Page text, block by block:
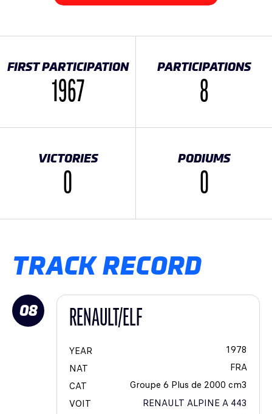
FIRST PARTICIPATION
1967
PARTICIPATIONS
8
VICTORIES
0
PODIUMS
0
TRACK RECORD
08 RENAULT/ELF
YEAR
1978
NAT
FRA
CAT
Groupe 6 Plus de 2000 cm3
VOIT
RENAULT ALPINE A 443